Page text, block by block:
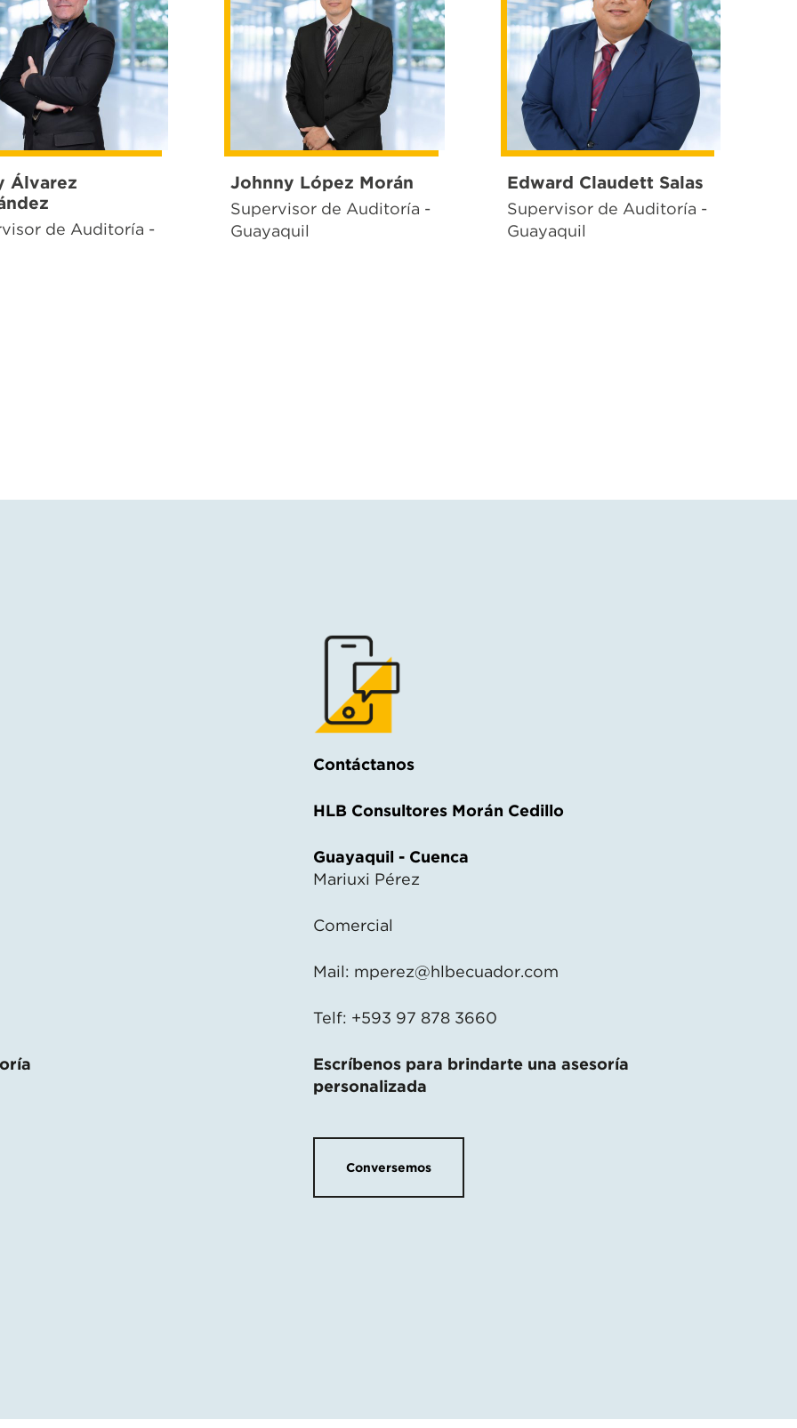
Álvarez
de Auditoría -
Johnny López Morán
Supervisor de Auditoría -
Guayaquil
Edward Claudett Salas
Supervisor de Auditoría -
Guayaquil
Contáctanos
HLB Consultores Morán Cedillo
Guayaquil - Cuenca
Mariuxi Pérez
Comercial
Mail: mperez@hlbecuador.com
Telf: +593 97 878 3660
Escríbenos para brindarte una asesoría
personalizada
Conversemos